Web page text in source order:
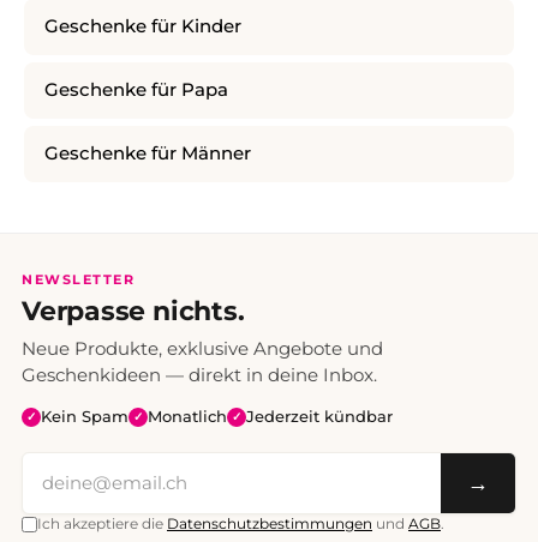
Geschenke für Kinder
Geschenke für Papa
Geschenke für Männer
NEWSLETTER
Verpasse nichts.
Neue Produkte, exklusive Angebote und
Geschenkideen — direkt in deine Inbox.
✓ Kein Spam ✓ Monatlich ✓ Jederzeit kündbar
→
Ich akzeptiere die Datenschutzbestimmungen und AGB.